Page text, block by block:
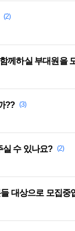
(2)
께하실 부대원을
?? (3)
실 수 있나요? (2)
대상으로 모집중